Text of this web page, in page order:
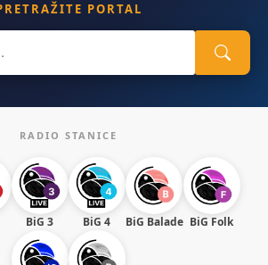
PORTAL
RADIO STANICE
BiG 3 BiG 4 BiG Balade BiG Folk